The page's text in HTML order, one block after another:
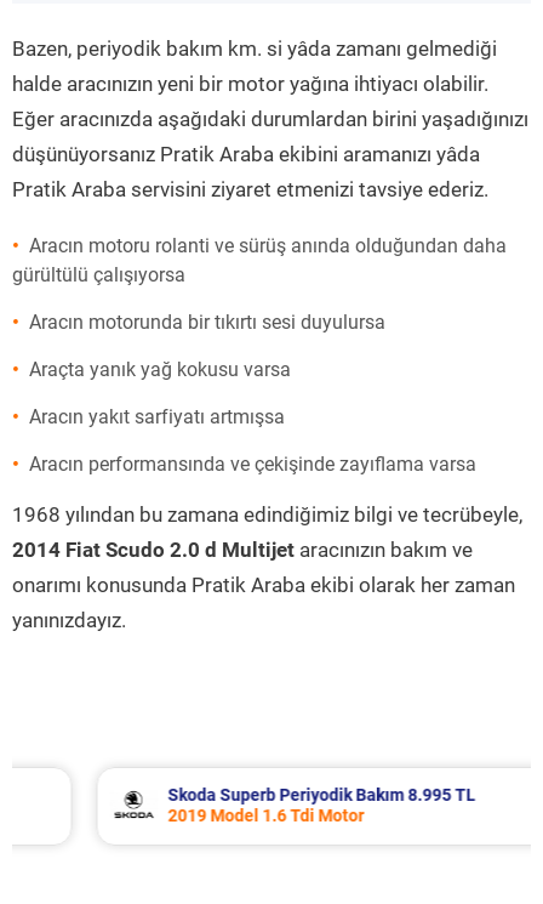
Bazen, periyodik bakım km. si yâda zamanı gelmediği
halde aracınızın yeni bir motor yağına ihtiyacı olabilir.
Eğer aracınızda aşağıdaki durumlardan birini yaşadığınızı
düşünüyorsanız Pratik Araba ekibini aramanızı yâda
Pratik Araba servisini ziyaret etmenizi tavsiye ederiz.
Aracın motoru rolanti ve sürüş anında olduğundan daha
gürültülü çalışıyorsa
Aracın motorunda bir tıkırtı sesi duyulursa
Araçta yanık yağ kokusu varsa
Aracın yakıt sarfiyatı artmışsa
Aracın performansında ve çekişinde zayıflama varsa
1968 yılından bu zamana edindiğimiz bilgi ve tecrübeyle,
2014 Fiat Scudo 2.0 d Multijet aracınızın bakım ve
onarımı konusunda Pratik Araba ekibi olarak her zaman
yanınızdayız.
Skoda Superb Periyodik Bakım 8.995 TL
2019 Model 1.6 Tdi Motor